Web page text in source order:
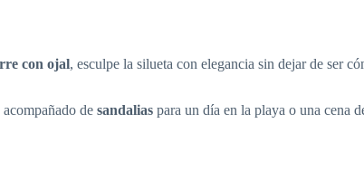
con ojal, esculpe la silueta con elegancia sin dejar de ser
acompañado de sandalias para un día en la playa o una cena